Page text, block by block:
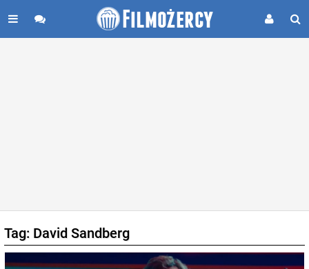
Tag: David Sandberg